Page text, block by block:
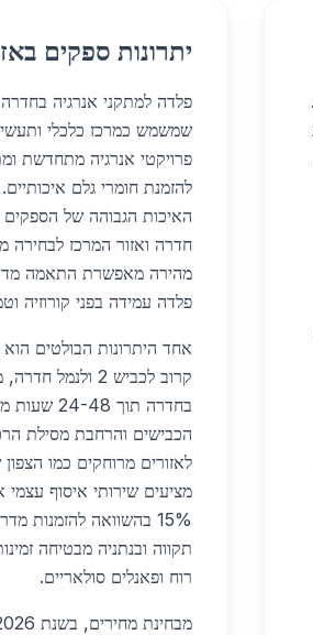
יתרונות ספקים
פלדה למתקני אנרגיה
פרויקטי אנרגיה מתחדשת
להזמנת חומרי גלם
האיכות הגבוהה של הספקים
חדרה ואזור המרכז לבחירה
מהירה מאפשרת התאמה
פלדה עמידה בפני קורוזיה
אחד היתרונות הבולטים
קרוב לכביש 2
הכבישים והרחבת מסילת
לאזורים מרוחקים כמו
מציעים שירותי איסוף
15% בהשוואה
תקווה ובנתניה מבטיחה
רוח ופאנלים סולאריים.